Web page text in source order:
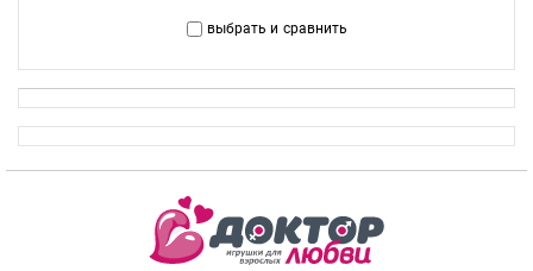
выбрать и сравнить